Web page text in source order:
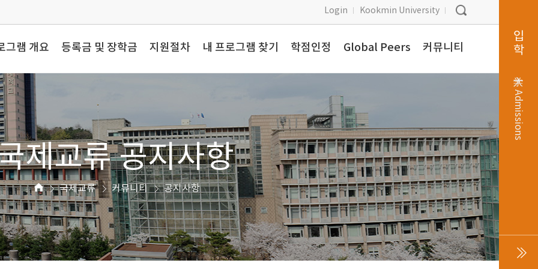
Login Kookmin University
그램 개요 등록금 및 장학금 지원절차 내 프로그램 찾기 학점인정 Global Peers 커뮤니티
제교류 공지사항
국제교류 커뮤니티 공지사항
입학
Admissions